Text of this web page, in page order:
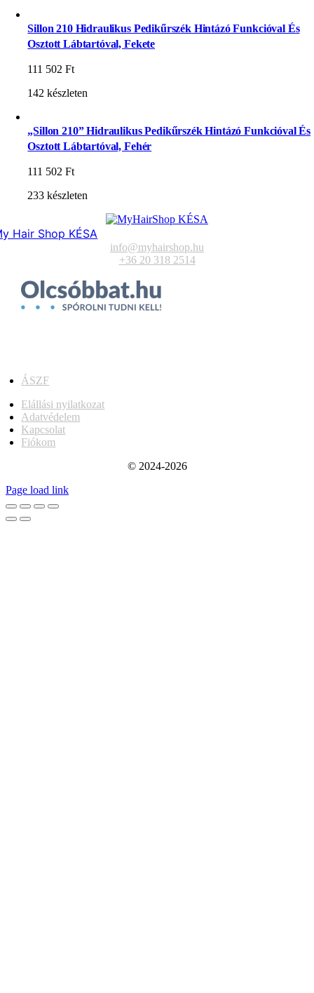
Sillon 210 Hidraulikus Pedikűrszék Hintázó Funkcióval És
Osztott Lábtartóval, Fekete
111 502Ft
142 készleten
„Sillon 210” Hidraulikus Pedikűrszék Hintázó Funkcióval És
Osztott Lábtartóval, Fehér
111 502Ft
233 készleten
Hair Shop KÉSA
info@myhairshop.hu
+36 20 318 2514
ÁSZF
Elállási nyilatkozat
Adatvédelem
Kapcsolat
Fiókom
© 2024-2026
Page load link